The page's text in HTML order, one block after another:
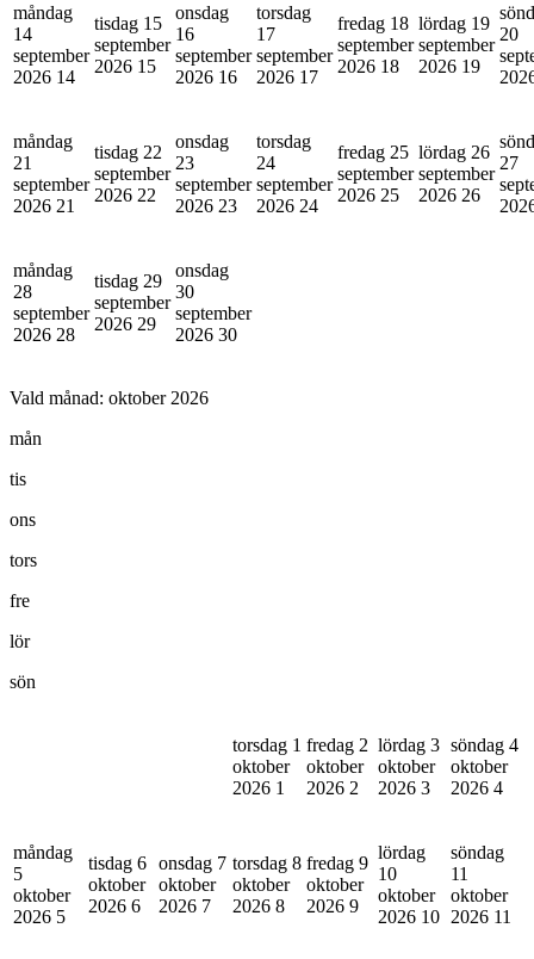
måndag
14
september
2026 14
tisdag 15
september
2026 15
onsdag
16
september
2026 16
torsdag
17
september
2026 17
fredag 18
september
2026 18
lördag 19
september
2026 19
20
måndag
21
september
2026 21
tisdag 22
september
2026 22
onsdag
23
september
2026 23
torsdag
24
september
2026 24
fredag 25
september
2026 25
lördag 26
september
2026 26
27
måndag
28
september
2026 28
tisdag 29
september
2026 29
onsdag
30
september
2026 30
Vald månad: oktober 2026
mån
tis
ons
tors
fre
lör
sön
torsdag 1
oktober
2026 1
fredag 2
oktober
2026 2
lördag 3
oktober
2026 3
söndag 4
oktober
2026 4
måndag
5
oktober
2026 5
tisdag 6
oktober
2026 6
onsdag 7
oktober
2026 7
torsdag 8
oktober
2026 8
fredag 9
oktober
2026 9
lördag
10
oktober
2026 10
söndag
11
oktober
2026 11